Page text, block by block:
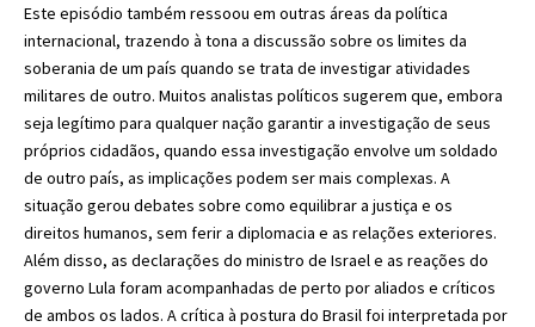
Este episódio também ressoou em outras áreas da política
internacional, trazendo à tona a discussão sobre os limites da
soberania de um país quando se trata de investigar atividades
militares de outro. Muitos analistas políticos sugerem que, embora
seja legítimo para qualquer nação garantir a investigação de seus
próprios cidadãos, quando essa investigação envolve um soldado
de outro país, as implicações podem ser mais complexas. A
situação gerou debates sobre como equilibrar a justiça e os
direitos humanos, sem ferir a diplomacia e as relações exteriores.
Além disso, as declarações do ministro de Israel e as reações do
governo Lula foram acompanhadas de perto por aliados e críticos
de ambos os lados. A crítica à postura do Brasil foi interpretada por